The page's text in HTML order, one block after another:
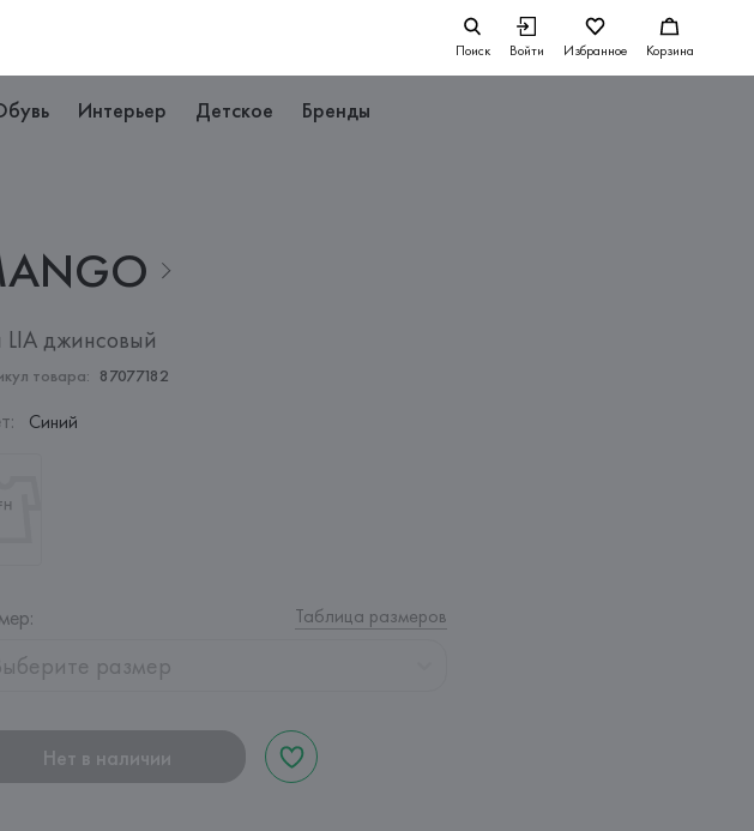
Поиск Войти Избранное Корзина
Интерьер Детское Бренды
LIA джинсовый
товара: 87077182
: Синий
: Таблица размеров
размер
Нет в наличии